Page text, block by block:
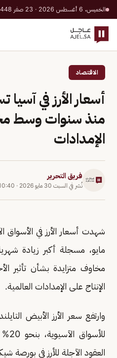
الخميس، 6 أغسطس 2026 · 23 صفر 1448 هـ
الاقتصاد
أسعار الأرز في
منذ سنوات وسط
الإمدادات
فريق التحرير
نُشر في السبت 30 مايو 2026 ·
10:40
شهدت أسعار الأرز في الأسواق
مايو، مسجلة أكبر زيادة
مخاوف متزايدة بشأن تأثير
الإنتاج على الإمدادات العالمية.
وارتفع سعر الأرز الأبيض
العقود الآجلة للأرز في بورصة